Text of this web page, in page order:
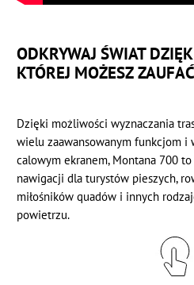
ODKRYWAJ ŚWIAT
KTÓREJ MOŻESZ ZAUFAĆ
Dzięki możliwości wyznaczania
wielu zaawansowanym funkcjom i
calowym ekranem, Montana 700
nawigacji dla turystów pieszych,
miłośników quadów i innych
powietrzu.